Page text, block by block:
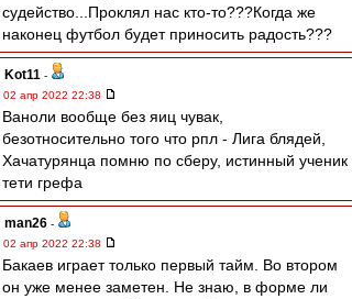
судейство...Проклял нас кто-то???Когда же
наконец футбол будет приносить радость???
Kot11 -
02 апр 2022 22:38
Ваноли вообще без яиц чувак,
безотносительно того что рпл - Лига блядей,
Хачатурянца помню по сберу, истинный ученик
тети грефа
man26 -
02 апр 2022 22:38
Бакаев играет только первый тайм. Во втором
он уже менее заметен. Не знаю, в форме ли